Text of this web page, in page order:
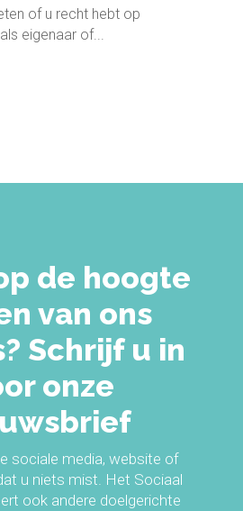
of u recht hebt op
eigenaar of...
de hoogte
van ons
Schrijf u in
onze
sociale media, website of
u niets mist. Het Sociaal
ook andere doelgerichte